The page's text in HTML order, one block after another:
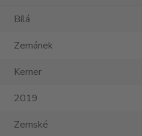
Bílá
Zemánek
Kerner
2019
Zemské